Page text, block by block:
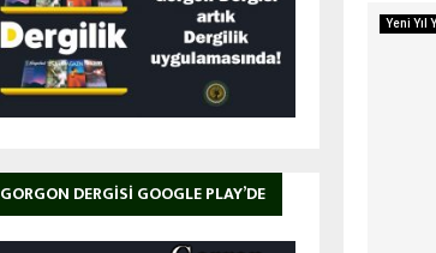
Yeni Yıl
GORGON DERGISI GOOGLE PLAY’DE